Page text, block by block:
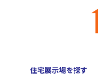
住宅展示場を探す